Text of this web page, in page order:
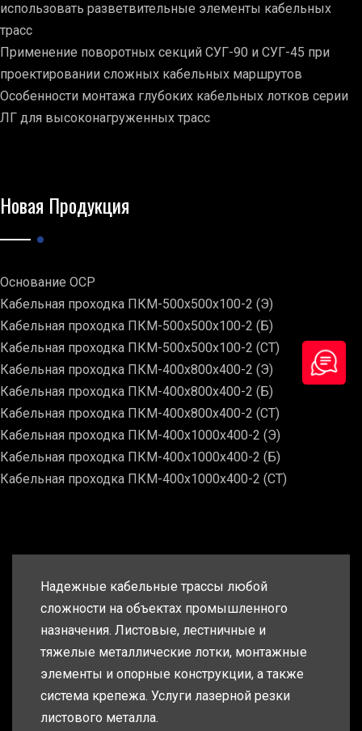
использовать разветвительные элементы кабельных
трасс
Применение поворотных секций СУГ-90 и СУГ-45 при
проектировании сложных кабельных маршрутов
Особенности монтажа глубоких кабельных лотков серии
ЛГ для высоконагруженных трасс
Новая Продукция
Основание ОСР
Кабельная проходка ПКМ-500х500х100-2 (Э)
Кабельная проходка ПКМ-500х500х100-2 (Б)
Кабельная проходка ПКМ-500х500х100-2 (СТ)
Кабельная проходка ПКМ-400х800х400-2 (Э)
Кабельная проходка ПКМ-400х800х400-2 (Б)
Кабельная проходка ПКМ-400х800х400-2 (СТ)
Кабельная проходка ПКМ-400х1000х400-2 (Э)
Кабельная проходка ПКМ-400х1000х400-2 (Б)
Кабельная проходка ПКМ-400х1000х400-2 (СТ)
Надежные кабельные трассы любой
сложности на объектах промышленного
назначения. Листовые, лестничные и
тяжелые металлические лотки, монтажные
элементы и опорные конструкции, а также
система крепежа. Услуги лазерной резки
листового металла.